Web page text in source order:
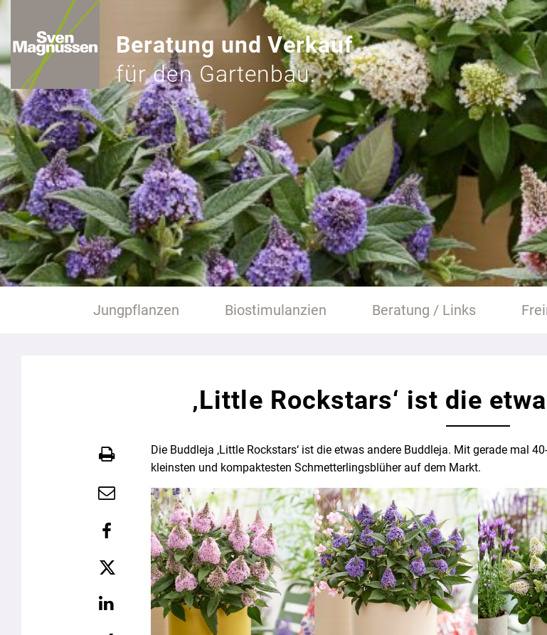
Beratung und Verkauf
für den Gartenbau.
Jungpflanzen Biostimulanzien Beratung / Links
‚Little Rockstars‘ ist die
Die Buddleja ‚Little Rockstars‘ ist die etwas andere Buddleja. Mit gerade mal
kleinsten und kompaktesten Schmetterlingsblüher auf dem Markt.